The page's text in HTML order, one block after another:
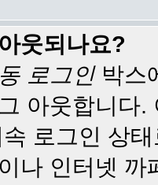
웃되나요?
로그인박스
아웃합니다
로그인 상
나 인터넷